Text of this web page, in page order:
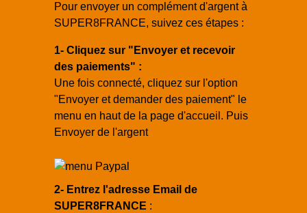
Pour envoyer un complément d'argent à
SUPER8FRANCE, suivez ces étapes :
1- Cliquez sur "Envoyer et recevoir
des paiements" :
Une fois connecté, cliquez sur l'option
"Envoyer et demander des paiement" le
menu en haut de la page d'accueil. Puis
Envoyer de l'argent
2- Entrez l'adresse Email de
SUPER8FRANCE :